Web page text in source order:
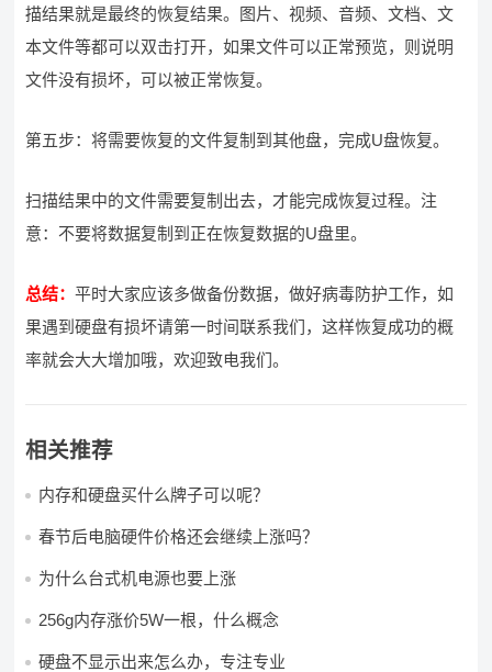
描结果就是最终的恢复结果。图片、视频、音频、文档、文
本文件等都可以双击打开，如果文件可以正常预览，则说明
文件没有损坏，可以被正常恢复。
第五步：将需要恢复的文件复制到其他盘，完成U盘恢复。
扫描结果中的文件需要复制出去，才能完成恢复过程。注
意：不要将数据复制到正在恢复数据的U盘里。
总结：平时大家应该多做备份数据，做好病毒防护工作，如
果遇到硬盘有损坏请第一时间联系我们，这样恢复成功的概
率就会大大增加哦，欢迎致电我们。
相关推荐
内存和硬盘买什么牌子可以呢？
春节后电脑硬件价格还会继续上涨吗？
为什么台式机电源也要上涨
256g内存涨价5W一根，什么概念
硬盘不显示出来怎么办，专注专业